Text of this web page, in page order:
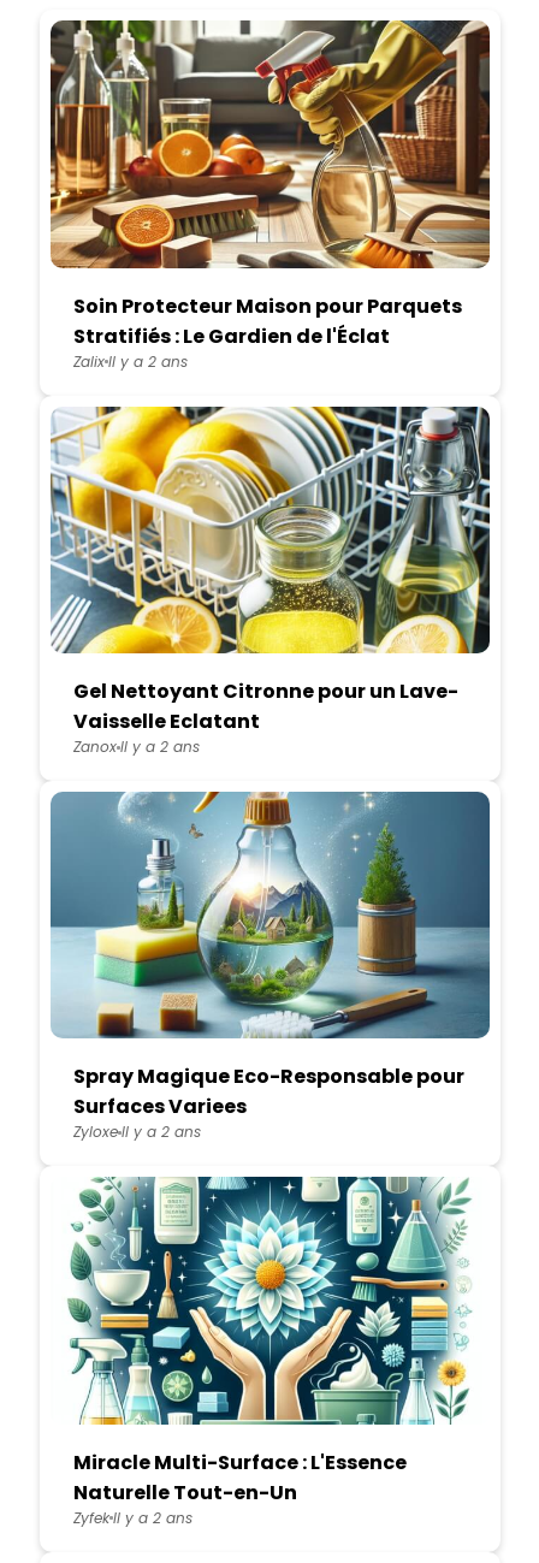
Soin Protecteur Maison pour Parquets
Stratifiés : Le Gardien de l'Éclat
ZalixIl y a 2 ans
Gel Nettoyant Citronne pour un Lave-
Vaisselle Eclatant
ZanoxIl y a 2 ans
Spray Magique Eco-Responsable pour
Surfaces Variees
ZyloxeIl y a 2 ans
Miracle Multi-Surface : L'Essence
Naturelle Tout-en-Un
ZyfekIl y a 2 ans